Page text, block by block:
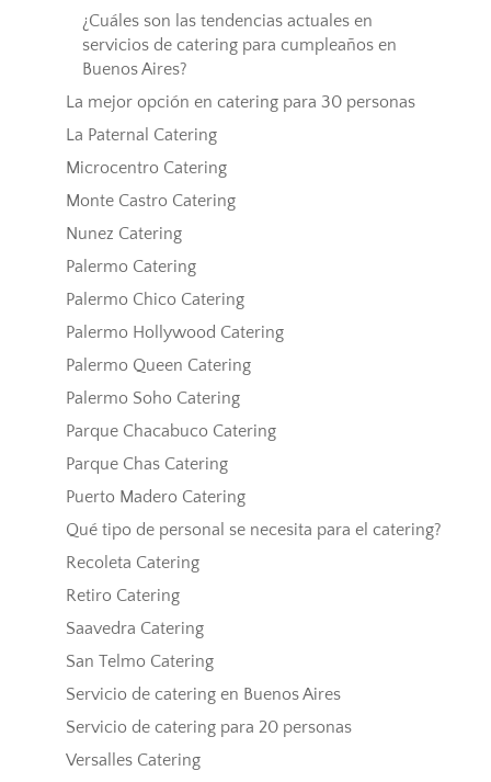
¿Cuáles son las tendencias actuales en
servicios de catering para cumpleaños en
Buenos Aires?
La mejor opción en catering para 30 personas
La Paternal Catering
Microcentro Catering
Monte Castro Catering
Nunez Catering
Palermo Catering
Palermo Chico Catering
Palermo Hollywood Catering
Palermo Queen Catering
Palermo Soho Catering
Parque Chacabuco Catering
Parque Chas Catering
Puerto Madero Catering
Qué tipo de personal se necesita para el catering?
Recoleta Catering
Retiro Catering
Saavedra Catering
San Telmo Catering
Servicio de catering en Buenos Aires
Servicio de catering para 20 personas
Versalles Catering